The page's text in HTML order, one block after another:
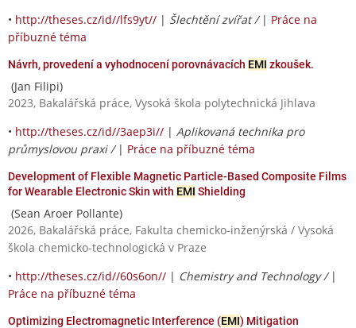
• http://theses.cz/id//lfs9yt// | Šlechtění zvířat / | Práce na
příbuzné téma
Návrh, provedení a vyhodnocení porovnávacích EMI zkoušek.
(Jan Filipi)
2023, Bakalářská práce, Vysoká škola polytechnická Jihlava
• http://theses.cz/id//3aep3i// | Aplikovaná technika pro
průmyslovou praxi / | Práce na příbuzné téma
Development of Flexible Magnetic Particle-Based Composite Films
for Wearable Electronic Skin with EMI Shielding
(Sean Aroer Pollante)
2026, Bakalářská práce, Fakulta chemicko-inženýrská / Vysoká
škola chemicko-technologická v Praze
• http://theses.cz/id//60s6on// | Chemistry and Technology / |
Práce na příbuzné téma
Optimizing Electromagnetic Interference (EMI) Mitigation